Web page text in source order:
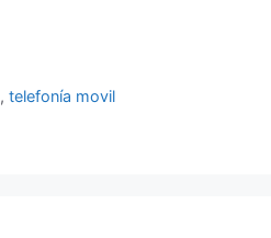
,telefonía movil